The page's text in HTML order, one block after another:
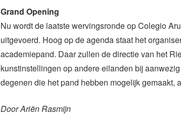
Grand Opening
Nu wordt de laatste wervingsronde op Colegio
uitgevoerd. Hoog op de agenda staat het
academiepand. Daar zullen de directie van het
kunstinstellingen op andere eilanden bij
degenen die het pand hebben mogelijk gemaakt,
Door Ariën Rasmijn